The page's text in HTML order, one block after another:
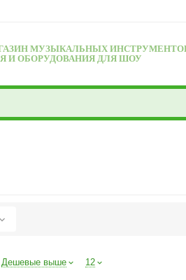
МУЗЫКАЛЬНЫХ
И ОБОРУДОВАНИЯ ДЛЯ ШОУ
Дешевые выше 12